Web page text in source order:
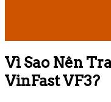
Vì Sao Nên
VinFast VF3?